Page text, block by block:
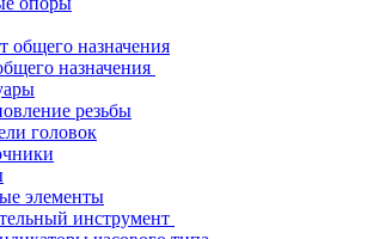
назначения
резьбы
головок
элементы
инструмент